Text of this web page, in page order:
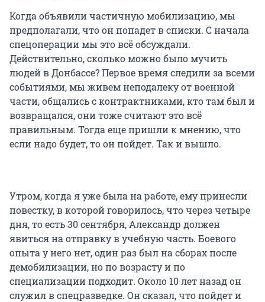
Когда объявили частичную мобилизацию, мы
предполагали, что он попадет в списки. С начала
спецоперации мы это всё обсуждали.
Действительно, сколько можно было мучить
людей в Донбассе? Первое время следили за всеми
событиями, мы живем неподалеку от военной
части, общались с контрактниками, кто там был и
возвращался, они тоже считают это всё
правильным. Тогда еще пришли к мнению, что
если надо будет, то он пойдет. Так и вышло.
Утром, когда я уже была на работе, ему принесли
повестку, в которой говорилось, что через четыре
дня, то есть 30 сентября, Александр должен
явиться на отправку в учебную часть. Боевого
опыта у него нет, один раз был на сборах после
демобилизации, но по возрасту и по
специализации подходит. Около 10 лет назад он
служил в спецразведке. Он сказал, что пойдет и